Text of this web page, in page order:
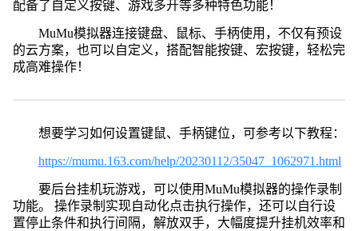
配备了自定义按键、游戏多开等多种特色功能！
MuMu模拟器连接键盘、鼠标、手柄使用，不仅有预设
的云方案，也可以自定义，搭配智能按键、宏按键，轻松完
成高难操作！
想要学习如何设置键鼠、手柄键位，可参考以下教程：
https://mumu.163.com/help/20230112/35047_1062971.html
要后台挂机玩游戏，可以使用MuMu模拟器的操作录制
功能。 操作录制实现自动化点击执行操作，还可以自行设
置停止条件和执行间隔，解放双手，大幅度提升挂机效率和